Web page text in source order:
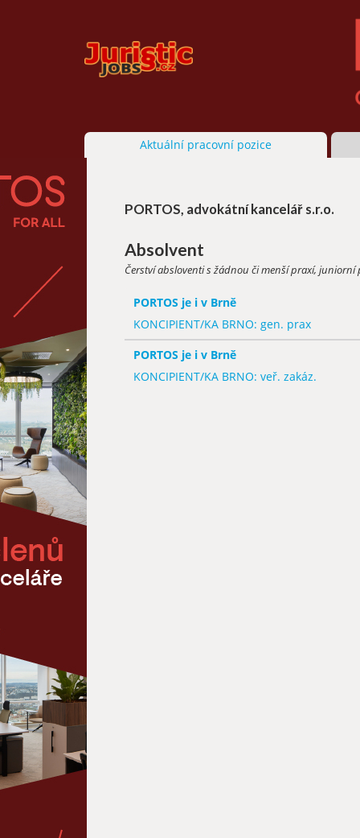
Aktuální pracovní pozice
PORTOS, advokátní kancelář s.r.o.
Absolvent
Čerství absloventi s žádnou či menší praxí, juniorní
PORTOS je i v Brně
KONCIPIENT/KA BRNO: gen. prax
PORTOS je i v Brně
KONCIPIENT/KA BRNO: veř. zakáz.